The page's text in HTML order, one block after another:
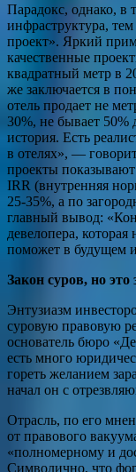
Парадокс, однако, в
инфраструктура,
проект». Яркий
качественные
квадратный метр в
же заключается в
отель продает не
30%, не бывает 50%
история. Есть
в отелях», —
проекты
IRR (внутренняя
25-35%, а по
главный вывод:
девелопера,
поможет в будущем
Закон суров, но это
Энтузиазм
суровую правовую
основатель бюро
есть много
гореть желанием
начал он с
Отрасль, по его
от правового
«полномерному и
Символично, что